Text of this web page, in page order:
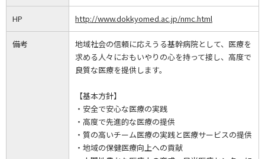
HP http://www.dokkyomed.ac.jp/nmc.html
備考
地域社会の信頼に応えうる基幹病院として、医療を
求める人々におもいやりの心を持って接し、高度で
良質な医療を提供します。
【基本方針】
・安全で安心な医療の実践
・高度で先進的な医療の提供
・質の高いチーム医療の実践と医療サービスの提供
・地域の保健医療向上への貢献